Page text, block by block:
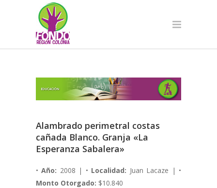
Alambrado perimetral costas
cañada Blanco. Granja «La
Esperanza Sabalera»
•Año: 2008 | • Localidad: Juan Lacaze | •
Monto Otorgado: $10.840